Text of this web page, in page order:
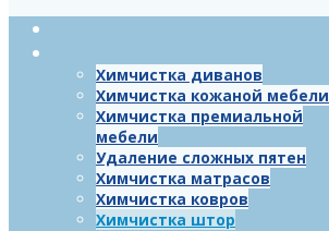
Химчистка диванов
Химчистка кожаной мебели
Химчистка премиальной
мебели
Удаление сложных пятен
Химчистка матрасов
Химчистка ковров
Химчистка штор